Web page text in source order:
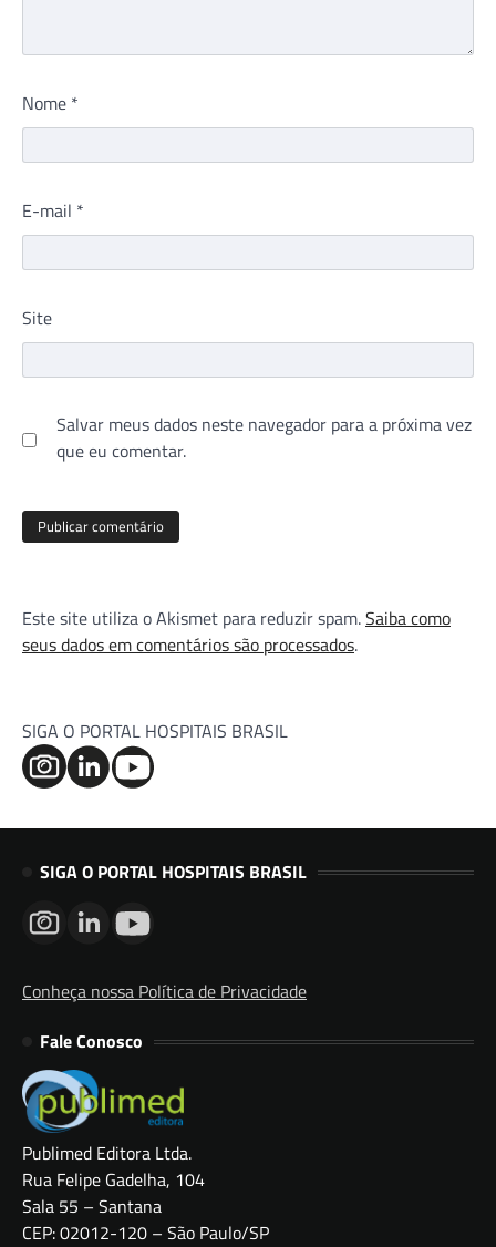
Nome *
E-mail *
Site
Salvar meus dados neste navegador para a próxima vez
que eu comentar.
Este site utiliza o Akismet para reduzir spam.Saiba como
seus dados em comentários são processados.
SIGA O PORTAL HOSPITAIS BRASIL
SIGA O PORTAL HOSPITAIS BRASIL
Conheça nossa Política de Privacidade
Fale Conosco
Publimed Editora Ltda.
Rua Felipe Gadelha, 104
Sala 55 – Santana
CEP: 02012-120 – São Paulo/SP